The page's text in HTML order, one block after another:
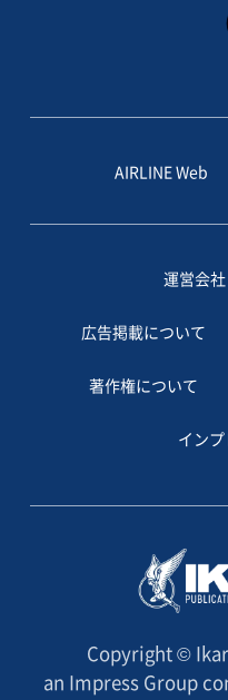
AIRLINE Web
運営会
広告掲載について
著作権について
イン
Copyright ©
an Impress Group